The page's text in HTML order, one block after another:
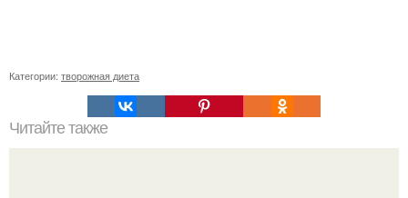
Категории: творожная диета
Читайте также